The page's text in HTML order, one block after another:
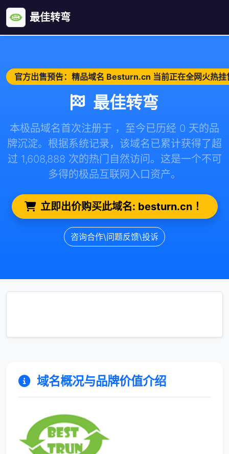
最佳转弯
官方出售预告：精品域名 Besturn.cn 当前正在全网火热挂
最佳转弯
本极品域名首次注册于 ，至今已历经 0 天的品
牌沉淀。根据系统记录，该域名已累计获得了超
过 1,608,888 次的热门自然访问。这是一个不可
多得的极品互联网入口资产。
立即出价购买此域名: besturn.cn ！
咨询合作\问题反馈\投诉
域名概况与品牌价值介绍